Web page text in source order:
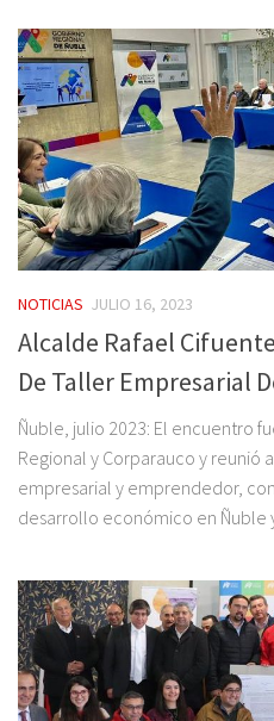
NOTICIAS JULIO 16, 2023
Alcalde Rafael
De Taller Empresarial
Ñuble, julio 2023: El encuentro
Regional y Corparauco y
empresarial y emprendedor,
desarrollo económico en Ñuble